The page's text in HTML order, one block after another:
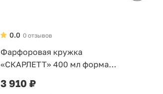
0 отзывов
0.0
Фарфоровая кружка
«СКАРЛЕТТ» 400 мл форма
3 910 ₽